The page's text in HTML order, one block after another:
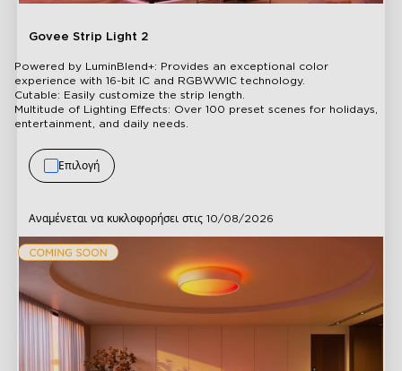
Govee Strip Light 2
Powered by LuminBlend+: Provides an exceptional color
experience with 16-bit IC and RGBWWIC technology.
Cutable: Easily customize the strip length.
Multitude of Lighting Effects: Over 100 preset scenes for holidays,
entertainment, and daily needs.
Επιλογή
Αναμένεται να κυκλοφορήσει στις 10/08/2026